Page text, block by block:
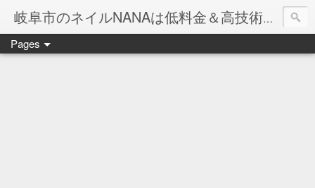
岐阜市のネイルNANAは低料金＆高技術のお店
ネイル岐阜市NANAです♪♪
Pages